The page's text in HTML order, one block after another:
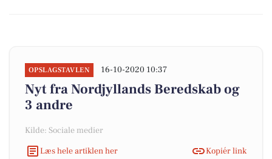
OPSLAGSTAVLEN 16-10-2020 10:37
Nyt fra Nordjyllands Beredskab og
3 andre
Kilde: Sociale medier
Læs hele artiklen her
Kopiér link